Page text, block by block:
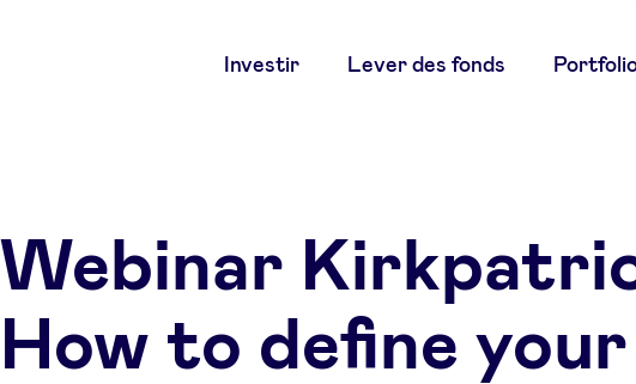
Main
Investir Lever des fonds
Webinar
How to define your